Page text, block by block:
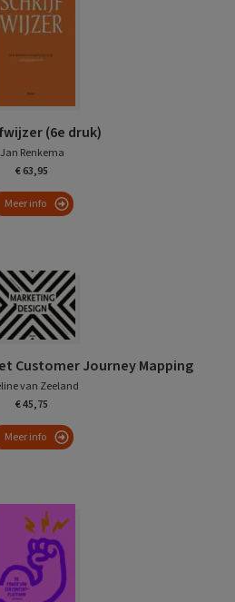
(6e druk)
Jan Renkema
€ 63,95
Meer info
Customer Journey Mapping
van Zeeland
€ 45,75
Meer info